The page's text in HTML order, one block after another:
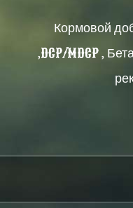
Кормовой
,DCP/MDCP ,